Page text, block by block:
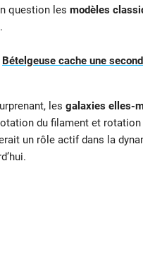
question les modèles
.
Bételgeuse cache une
les galaxies elles-
du filament et rotation
un rôle actif dans la